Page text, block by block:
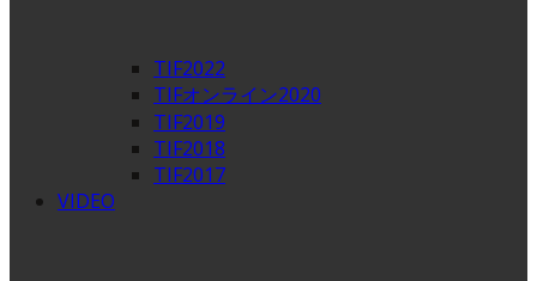
TIF2022
TIFオンライン2020
TIF2019
TIF2018
TIF2017
VIDEO